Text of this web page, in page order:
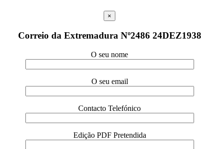
×
Correio da Extremadura Nº2486 24DEZ1938
O seu nome
O seu email
Contacto Telefónico
Edição PDF Pretendida